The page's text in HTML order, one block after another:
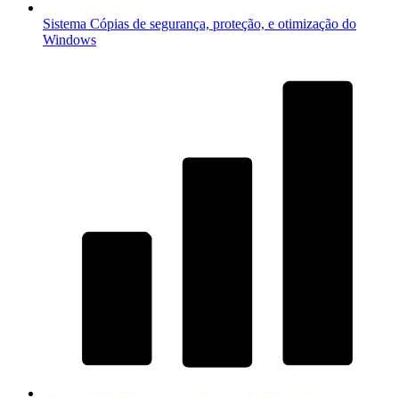
Sistema Cópias de segurança, proteção, e otimização do
Windows